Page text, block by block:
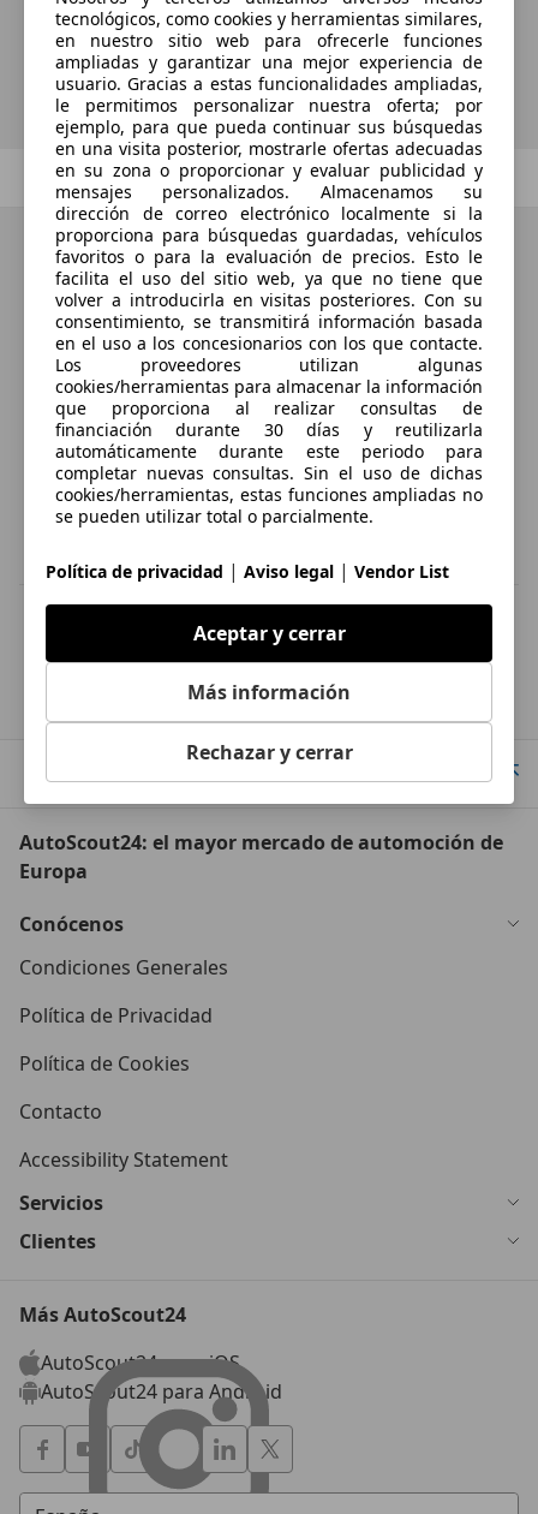
Guardar búsqueda
Anterior 1/1 Siguiente
IVA deducible
Esta información la proporciona el proveedor del certificado.
Buscar
Ir arriba
AutoScout24: el mayor mercado de automoción de
Europa
Conócenos
Condiciones Generales
Política de Privacidad
Política de Cookies
Contacto
Accessibility Statement
Servicios
Clientes
Más AutoScout24
AutoScout24 para iOS
AutoScout24 para Android
tecnológicos, como cookies y herramientas similares,
en nuestro sitio web para ofrecerle funciones
ampliadas y garantizar una mejor experiencia de
usuario. Gracias a estas funcionalidades ampliadas,
le permitimos personalizar nuestra oferta; por
ejemplo, para que pueda continuar sus búsquedas
en una visita posterior, mostrarle ofertas adecuadas
en su zona o proporcionar y evaluar publicidad y
mensajes personalizados. Almacenamos su
dirección de correo electrónico localmente si la
proporciona para búsquedas guardadas, vehículos
favoritos o para la evaluación de precios. Esto le
facilita el uso del sitio web, ya que no tiene que
volver a introducirla en visitas posteriores. Con su
consentimiento, se transmitirá información basada
en el uso a los concesionarios con los que contacte.
Los proveedores utilizan algunas
cookies/herramientas para almacenar la información
que proporciona al realizar consultas de
financiación durante 30 días y reutilizarla
automáticamente durante este periodo para
completar nuevas consultas. Sin el uso de dichas
cookies/herramientas, estas funciones ampliadas no
se pueden utilizar total o parcialmente.
Política de privacidad | Aviso legal | Vendor List
Aceptar y cerrar
Más información
Rechazar y cerrar